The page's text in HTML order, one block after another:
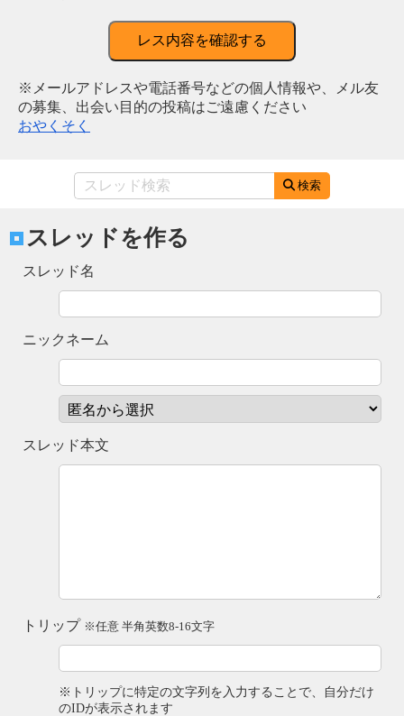
レス内容を確認する
※メールアドレスや電話番号などの個人情報や、メル友
の募集、出会い目的の投稿はご遠慮ください
おやくそく
検索
スレッドを作る
スレッド名
ニックネーム
スレッド本文
トリップ ※任意 半角英数8-16文字
※トリップに特定の文字列を入力することで、自分だけ
のIDが表示されます